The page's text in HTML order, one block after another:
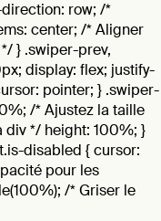
row; /*
center; /* Aligner
} .swiper-prev,
display: flex; justify-
pointer; } .swiper-
/* Ajustez la taille
div */ height: 100%; }
disabled { cursor:
pour les
/* Griser le